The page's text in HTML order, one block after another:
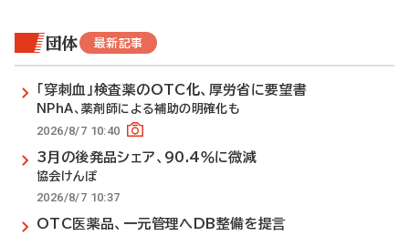
団体 最新記事
「穿刺血」検査薬のOTC化、厚労省に要望書
NPhA、薬剤師による補助の明確化も
2026/8/7 10:40
3月の後発品シェア、90.4％に微減
協会けんぽ
2026/8/7 10:37
OTC医薬品、一元管理へDB整備を提言